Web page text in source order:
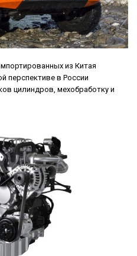
из Китая
перспективе в России
цилиндров, мехобработку и